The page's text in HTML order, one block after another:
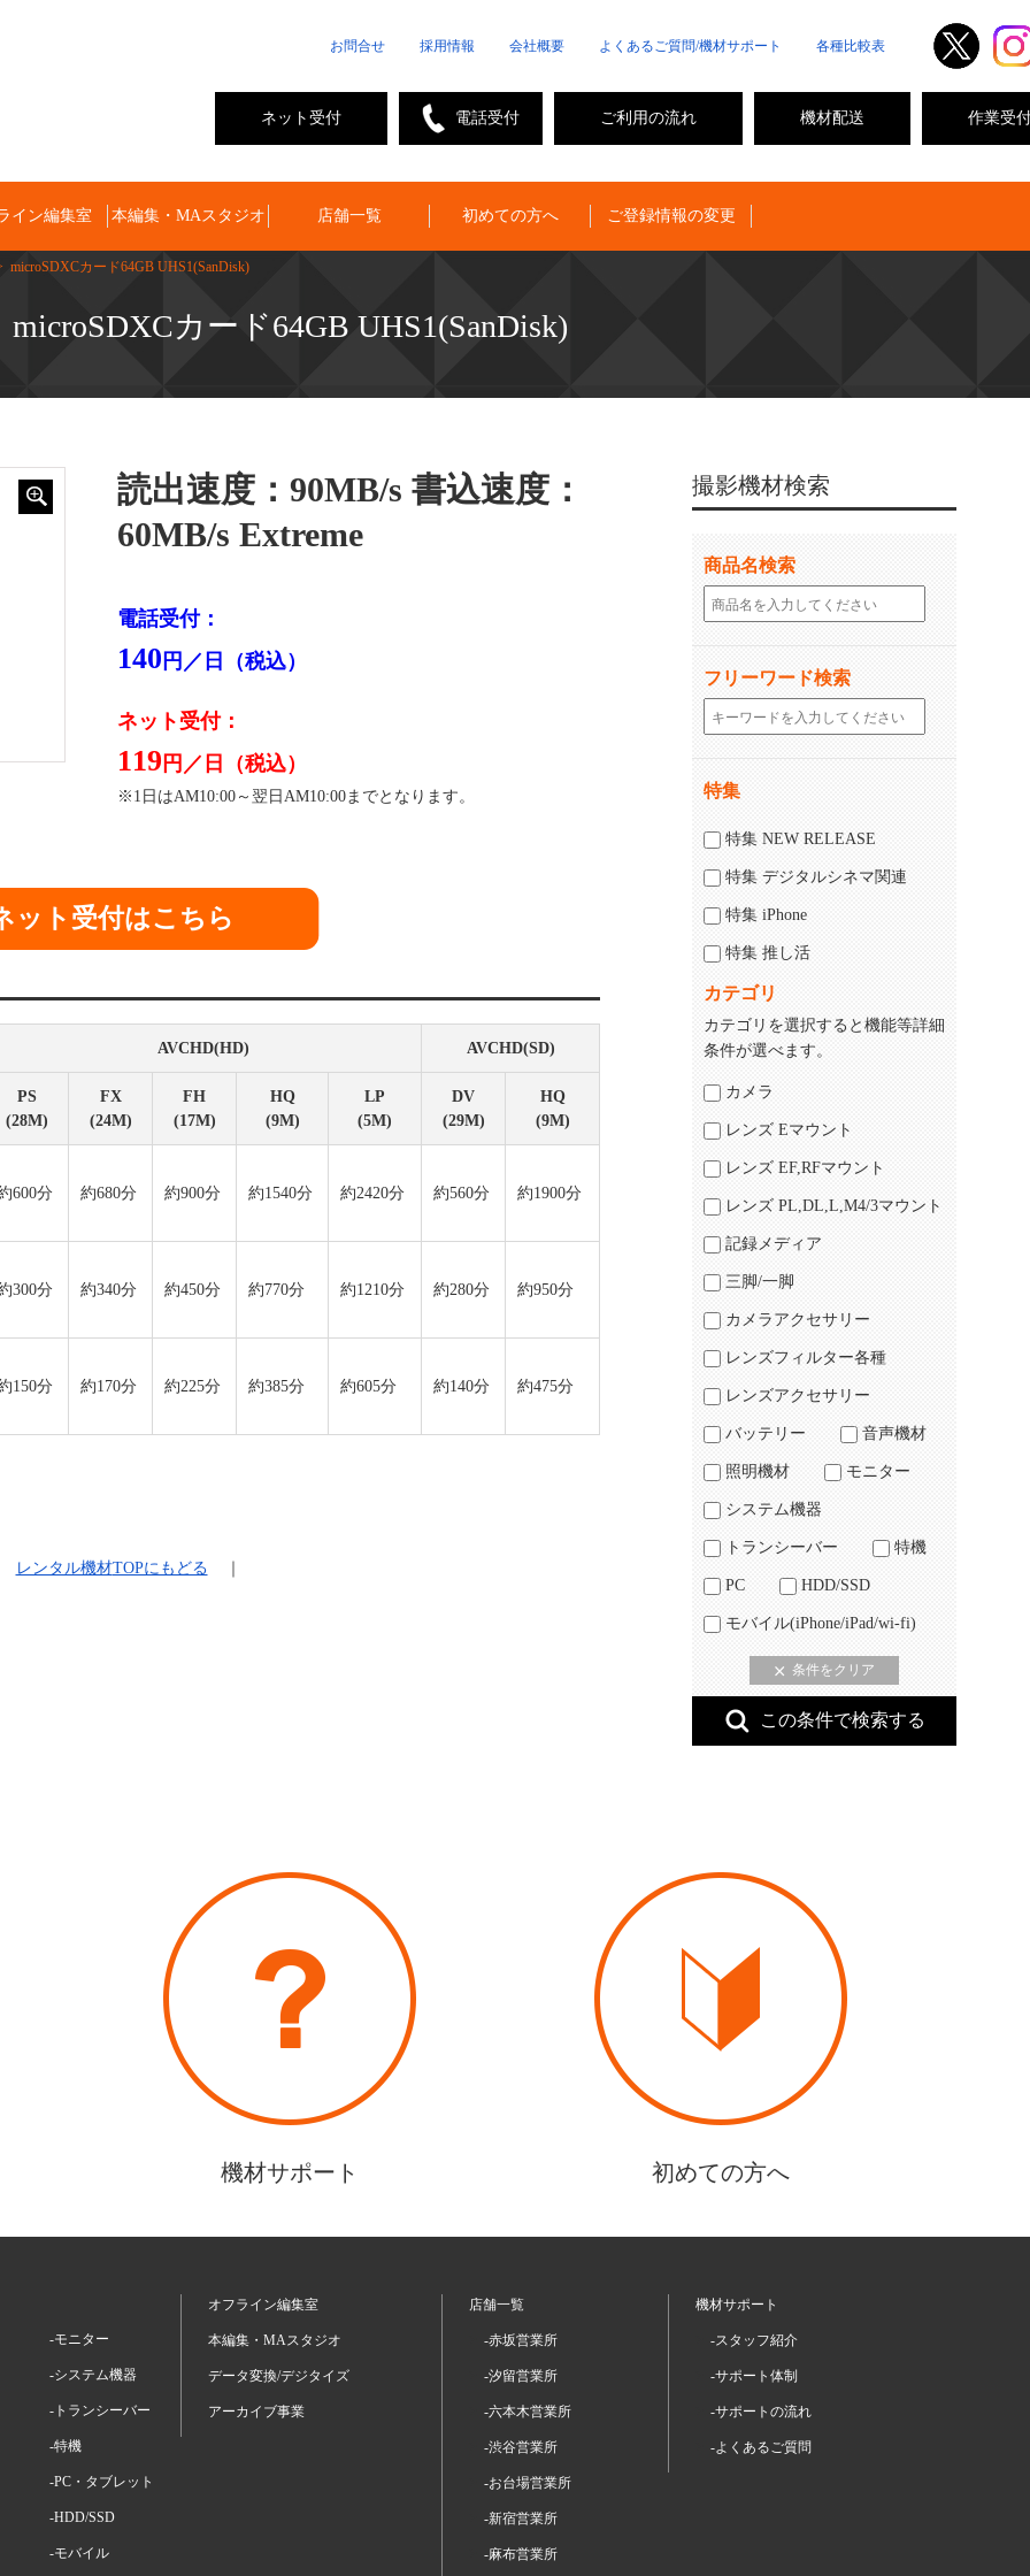
お問合せ 採用情報 会社概要 よくあるご質問/機材サポート 各種比較表
作業受
機材配送
ご利用の流れ
電話受付
ネット受付
イン編集室 本編集・MAスタジオ 店舗一覧 初めての方へ ご登録情報の変更
microSDXCカード64GB UHS1(SanDisk)
microSDXCカード64GB UHS1(SanDisk)
読出速度：90MB/s 書込速度：
60MB/s Extreme
電話受付：
140 円／日（税込）
ネット受付：
119 円／日（税込）
※1日はAM10:00～翌日AM10:00までとなります。
ット受付はこちら
AVCHD(HD) AVCHD(SD)
PS
(28M)
FX
(24M)
FH
(17M)
HQ
(9M)
LP
(5M)
DV
(29M)
HQ
(9M)
600分 約680分 約900分 約1540分 約2420分 約560分 約1900分
300分 約340分 約450分 約770分 約1210分 約280分 約950分
150分 約170分 約225分 約385分 約605分 約140分 約475分
レンタル機材TOPにもどる
撮影機材検索
商品名検索
フリーワード検索
特集
特集 NEW RELEASE
特集 デジタルシネマ関連
特集 iPhone
特集 推し活
カテゴリ
カテゴリを選択すると機能等詳細
条件が選べます。
カメラ
レンズ Eマウント
レンズ EF,RFマウント
レンズ PL,DL,L,M4/3マウント
記録メディア
三脚/一脚
カメラアクセサリー
レンズフィルター各種
レンズアクセサリー
バッテリー 音声機材
照明機材 モニター
システム機器
トランシーバー 特機
PC HDD/SSD
モバイル(iPhone/iPad/wi-fi)
機材サポート 初めての方へ
-モニター
-システム機器
-トランシーバー
-特機
-PC・タブレット
-HDD/SSD
-モバイル
オフライン編集室
本編集・MAスタジオ
データ変換/デジタイズ
アーカイブ事業
店舗一覧
-赤坂営業所
-汐留営業所
-六本木営業所
-渋谷営業所
-お台場営業所
-新宿営業所
-麻布営業所
機材サポート
-スタッフ紹介
-サポート体制
-サポートの流れ
-よくあるご質問